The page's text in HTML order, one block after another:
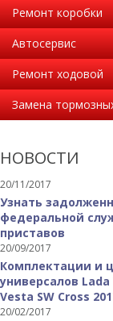
Ремонт коробки
Автосервис
Ремонт ходовой
Замена
НОВОСТИ
20/11/2017
Узнать
федеральной
приставов
20/09/2017
Комплектации и
универсалов Lada
Vesta SW Cross
20/02/2017